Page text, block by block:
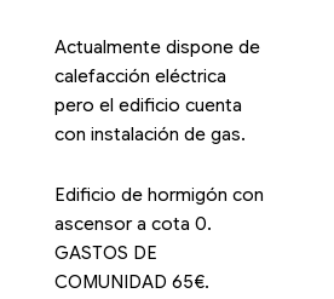
Actualmente dispone de
calefacción eléctrica
pero el edificio cuenta
con instalación de gas.
Edificio de hormigón con
ascensor a cota 0.
GASTOS DE
COMUNIDAD 65€.